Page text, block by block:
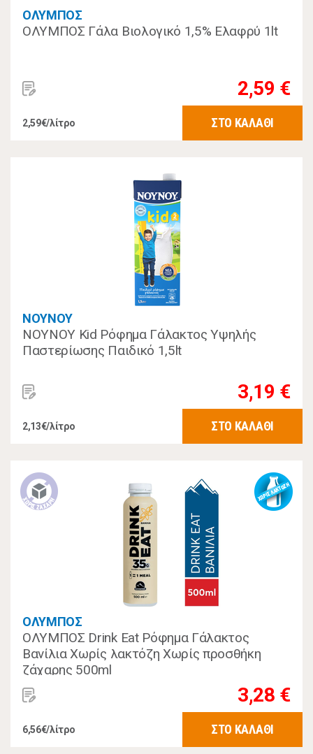
ΟΛΥΜΠΟΣ
ΟΛΥΜΠΟΣ Γάλα Βιολογικό 1,5% Ελαφρύ 1lt
2,59 €
2,59€/λίτρο ΣΤΟ ΚΑΛΑΘΙ
ΝΟΥΝΟΥ
ΝΟΥΝΟΥ Kid Ρόφημα Γάλακτος Υψηλής
Παστερίωσης Παιδικό 1,5lt
3,19 €
2,13€/λίτρο ΣΤΟ ΚΑΛΑΘΙ
ΟΛΥΜΠΟΣ
ΟΛΥΜΠΟΣ Drink Eat Ρόφημα Γάλακτος
Βανίλια Χωρίς λακτόζη Χωρίς προσθήκη
ζάχαρης 500ml
3,28 €
6,56€/λίτρο ΣΤΟ ΚΑΛΑΘΙ